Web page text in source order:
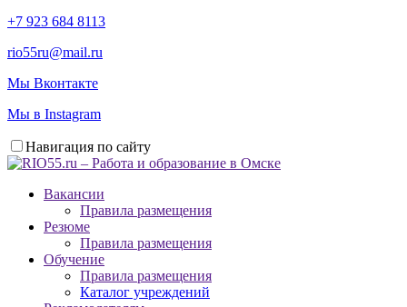
+7 923 684 8113
rio55ru@mail.ru
Мы Вконтакте
Мы в Instagram
Навигация по сайту
Вакансии
Правила размещения
Резюме
Правила размещения
Обучение
Правила размещения
Каталог учреждений